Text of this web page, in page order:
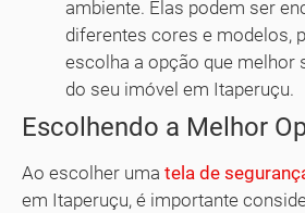
ambiente. Elas podem ser
diferentes cores e modelos,
escolha a opção que melhor
do seu imóvel em Itaperuçu.
Escolhendo a Melhor
Ao escolher uma tela de
em Itaperuçu, é importante